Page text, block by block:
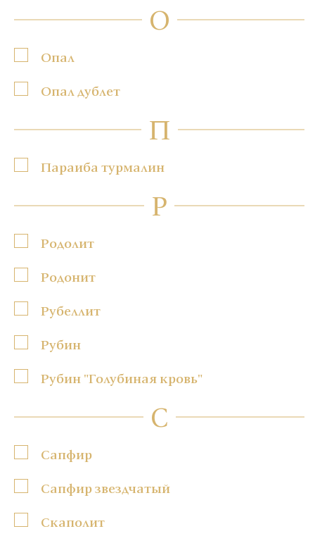
О
Опал
Опал дублет
П
Параиба турмалин
Р
Родолит
Родонит
Рубеллит
Рубин
Рубин "Голубиная кровь"
С
Сапфир
Сапфир звездчатый
Скаполит